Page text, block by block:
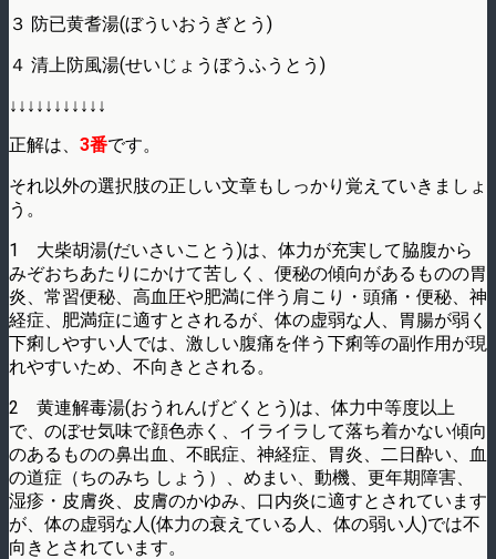
３ 防已黄耆湯(ぼういおうぎとう)
４ 清上防風湯(せいじょうぼうふうとう)
↓↓↓↓↓↓↓↓↓↓↓
正解は、 3番です。
それ以外の選択肢の正しい文章もしっかり覚えていきましょ
う。
1 大柴胡湯(だいさいことう)は、体力が充実して脇腹から
みぞおちあたりにかけて苦しく、便秘の傾向があるものの胃
炎、常習便秘、高血圧や肥満に伴う肩こり・頭痛・便秘、神
経症、肥満症に適すとされるが、体の虚弱な人、胃腸が弱く
下痢しやすい人では、激しい腹痛を伴う下痢等の副作用が現
れやすいため、不向きとされる。
2 黄連解毒湯(おうれんげどくとう)は、体力中等度以上
で、のぼせ気味で顔色赤く、イライラして落ち着かない傾向
のあるものの鼻出血、不眠症、神経症、胃炎、二日酔い、血
の道症（ちのみち しょう）、めまい、動機、更年期障害、
湿疹・皮膚炎、皮膚のかゆみ、口内炎に適すとされています
が、体の虚弱な人(体力の衰えている人、体の弱い人)では不
向きとされています。